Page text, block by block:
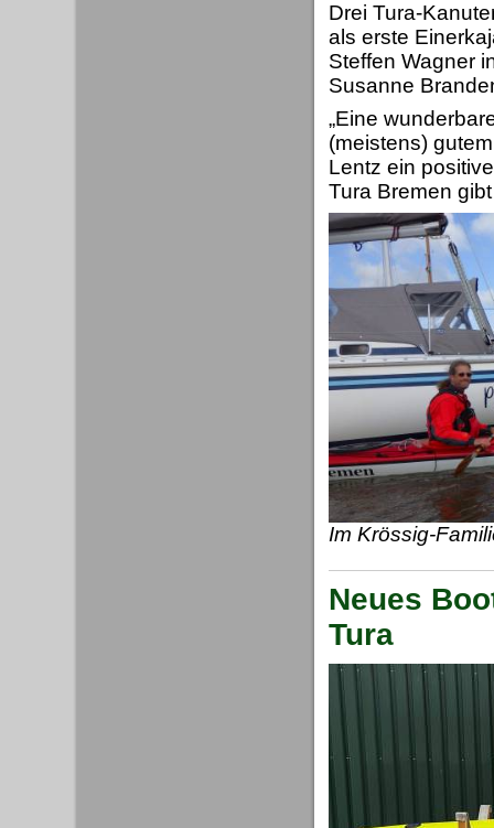
Drei Tura-
als erste
Steffen Wagner
Susanne
„Eine
(meistens)
Lentz ein
Tura Bremen
Im Krössig-
Neues
Tura